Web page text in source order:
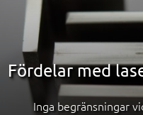
Fördelar med
Inga begränsningar